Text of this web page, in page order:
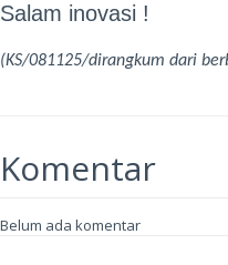
Salam inovasi !
(KS/081125/dirangkum dari
Komentar
Belum ada komentar